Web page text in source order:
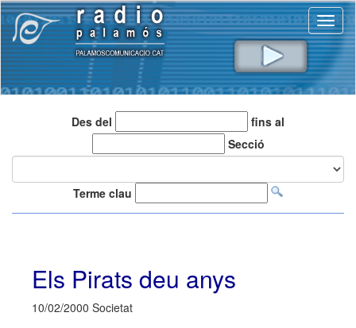
Des del
fins al
Secció
Terme clau
Els Pirats deu anys
10/02/2000 Societat